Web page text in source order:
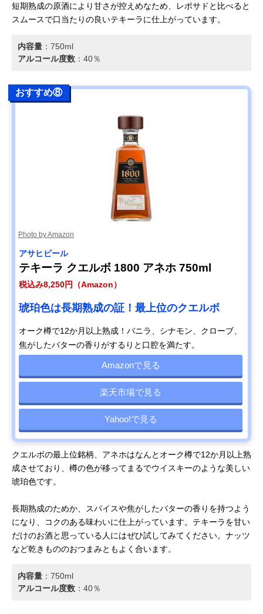
短期熟成の原酒により甘さが控えめなため、レポサドと比べると
スムースで口当たりの良いテキーラに仕上がっています。
内容量 ：‎750ml
アルコール度数 ：40％
おすすめ⑧
Photo by Amazon
アサヒビール
テキーラ クエルボ 1800 アネホ 750ml
税込み8,250円（Amazon）
琥珀色は長期熟成の証！最上位のクエルボ
オーク樽で12か月以上熟成！バニラ、シナモン、クローブ、
焦がしたバターの香りがするりと口腔を満たす。
Amazonで見る
楽天市場で見る
Yahoo!で見る
クエルボの最上位銘柄、アネホはなんとオーク樽で12か月以上熟
成させており、樽の色が移ってまるでウイスキーのような美しい
琥珀色です。
長期熟成のためか、スパイスや焦がしたバターの香りを持つよう
になり、コクのある味わいに仕上がっています。テキーラを甘い
だけのお酒と思っている人にはぜひ試してみてください。ナッツ
など乾きもののおつまみともよく合います。
内容量 ：‎750ml
アルコール度数 ：40％